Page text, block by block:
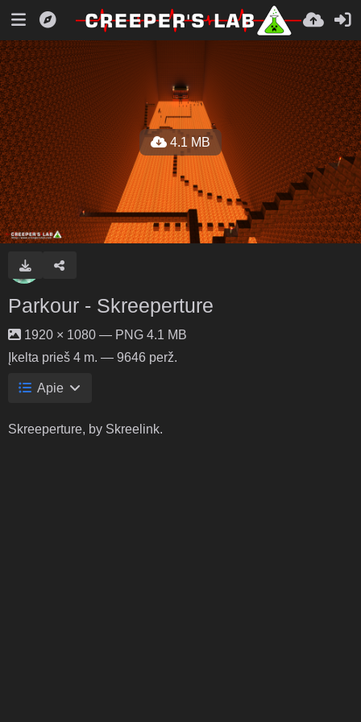
4.1 MB
Parkour - Skreeperture
1920 × 1080 — PNG 4.1 MB
Įkelta prieš 4 m. — 9646 perž.
Apie
Skreeperture, by Skreelink.